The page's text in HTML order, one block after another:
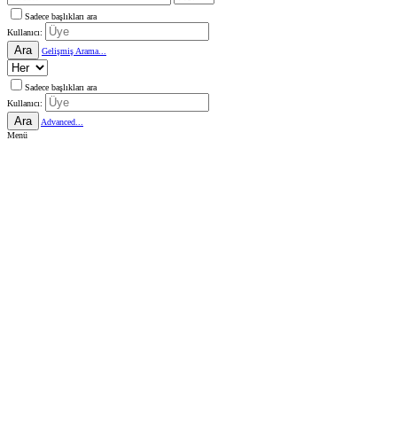
Sadece başlıkları ara
Kullanıcı:
Ara Gelişmiş Arama...
Sadece başlıkları ara
Kullanıcı:
Ara
Advanced...
Menü